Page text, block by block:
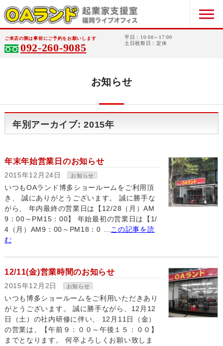
ご来店の際は事前にご予約をお願いします
092-260-9085
平日：10:00～17:00
土日祝祭日：定休
お知らせ
年別アーカイブ: 2015年
年末年始営業日のお知らせ
2015年12月24日 お知らせ
いつもOAランド博多ショールームをご利用頂
き、 誠にありがとうございます。 誠に勝手な
がら、 年内最終の営業日は【12/28（月）AM
9：00～PM15：00】 年始最初の営業日は【1/
4（月）AM9：00～PM18：0 …
この記事を読
む
12/11(金)営業時間のお知らせ
2015年12月2日 お知らせ
いつも博多ショールームをご利用いただきあり
がとうございます。 誠に勝手ながら、12月12
日（土）の社内研修に伴い、 12月11日（金）
の営業は、【午前９：００～午後１５：００】
までとなります。 何卒よろしくお願い致しま